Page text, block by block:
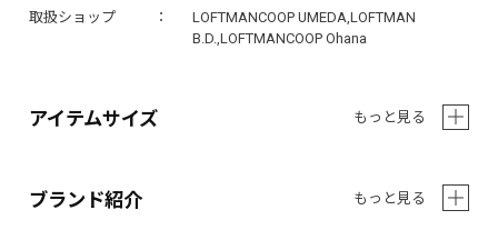
取扱ショップ
LOFTMANCOOP UMEDA,LOFTMAN
B.D.,LOFTMANCOOP Ohana
アイテムサイズ もっと見る
ブランド紹介 もっと見る